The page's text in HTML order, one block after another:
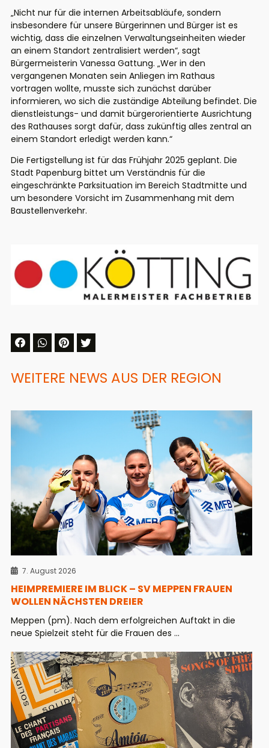
„Nicht nur für die internen Arbeitsabläufe, sondern
insbesondere für unsere Bürgerinnen und Bürger ist es
wichtig, dass die einzelnen Verwaltungseinheiten wieder
an einem Standort zentralisiert werden“, sagt
Bürgermeisterin Vanessa Gattung. „Wer in den
vergangenen Monaten sein Anliegen im Rathaus
vortragen wollte, musste sich zunächst darüber
informieren, wo sich die zuständige Abteilung befindet. Die
dienstleistungs- und damit bürgerorientierte Ausrichtung
des Rathauses sorgt dafür, dass zukünftig alles zentral an
einem Standort erledigt werden kann.“
Die Fertigstellung ist für das Frühjahr 2025 geplant. Die
Stadt Papenburg bittet um Verständnis für die
eingeschränkte Parksituation im Bereich Stadtmitte und
um besondere Vorsicht im Zusammenhang mit dem
Baustellenverkehr.
WEITERE NEWS AUS DER REGION
7. August 2026
HEIMPREMIERE IM BLICK – SV MEPPEN FRAUEN
WOLLEN NÄCHSTEN DREIER
Meppen (pm). Nach dem erfolgreichen Auftakt in die
neue Spielzeit steht für die Frauen des ...